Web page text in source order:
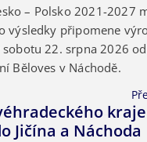
– Polsko 2021-2027
výsledky připomene
sobotu 22. srpna 2026
Běloves v Náchodě.
Jičína a Náchoda